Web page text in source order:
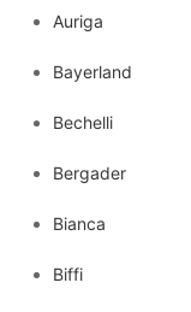
Auriga
Bayerland
Bechelli
Bergader
Bianca
Biffi